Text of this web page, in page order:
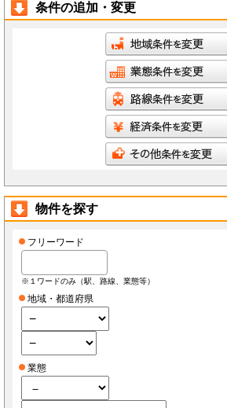
破産状態もしくはそれと同等の状態にあり、信用状態が
差押え、仮差押え、仮処分、租税滞納処分等を受けてい
当社、本サービス、又は他の会員の信用もしくは権利
暴力団員(準構成員個人を含みます)、その他の反社会的
公序良俗に反する行為をした者
犯罪歴がある者
過去に当社より会員登録を取り消されたことがある者
本規約に違反した者
前項の措置により会員が損害を被った場合でも、当社はその
会員は当社が書面で承認する場合を除き、会員としての地位
会員は、当社へ報告した自らに関する情報に変更が生じた場
の情報を当社へ報告するものとします。なお、本項の報告を
損害を被った場合でも当社は責任を負わないものとします。
第3条（ID・パスワード）
会員は、会員登録時に当社もしくは当社の指定する本サービ
（以下「導入店」）から付与されたIDおよびパスワード(以
会員は、IDを善良なる管理者の注意義務をもって管理するも
使用、不正使用等により会員に損害が生じた場合においても
た場合、またそのおそれがある場合、速やかに当社もしくは
に従うものとします。
第4条（個人情報）
当社もしくは導入店は、会員から得た個人情報(以下「個人
の他店舗・事務所等の出退店に関する情報提供の目的で使用
裁判所・警察等の要請がある場合を除きます。
会員が自らの個人情報の変更もしくは削除を希望する場合、
もしくは削除するものとします。
条件の追加・変更
物件を探す
フリーワード
※１ワードのみ（駅、路線、業態等）
地域・都道府県
業態